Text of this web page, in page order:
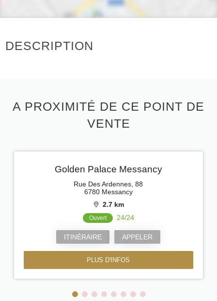
DESCRIPTION
A PROXIMITÉ DE CE POINT DE
VENTE
Golden Palace Messancy
Rue Des Ardennes, 88
6780 Messancy
2.7 km
Ouvert 24/24
ITINÉRAIRE APPELER
PLUS D'INFOS